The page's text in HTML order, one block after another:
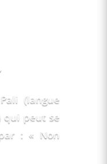
(langue
qui peut se
: « Non